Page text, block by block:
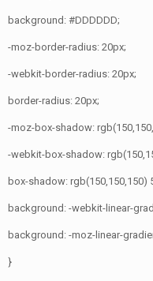
background: #DDDDDD;
-moz-border-radius: 20px;
-webkit-border-radius: 20px;
border-radius: 20px;
-moz-box-shadow:
-webkit-box-shadow:
box-shadow: rgb(150,150,150)
background: -webkit-linear-
background: -moz-linear-
}